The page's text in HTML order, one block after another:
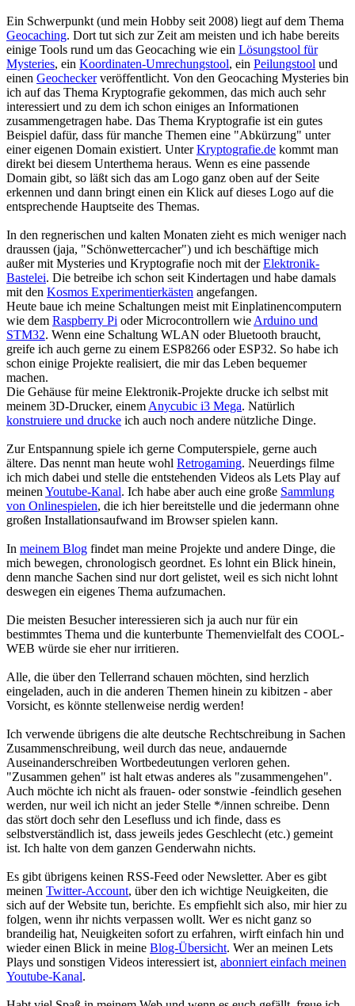
Ein Schwerpunkt (und mein Hobby seit 2008) liegt auf dem Thema
Geocaching. Dort tut sich zur Zeit am meisten und ich habe bereits
einige Tools rund um das Geocaching wie ein Lösungstool für
Mysteries, ein Koordinaten-Umrechungstool, ein Peilungstool und
einen Geocheckerveröffentlicht. Von den Geocaching Mysteries bin
ich auf das Thema Kryptografie gekommen, das mich auch sehr
interessiert und zu dem ich schon einiges an Informationen
zusammengetragen habe. Das Thema Kryptografie ist ein gutes
Beispiel dafür, dass für manche Themen eine "Abkürzung" unter
einer eigenen Domain existiert. UnterKryptografie.de kommt man
direkt bei diesem Unterthema heraus. Wenn es eine passende
Domain gibt, so läßt sich das am Logo ganz oben auf der Seite
erkennen und dann bringt einen ein Klick auf dieses Logo auf die
entsprechende Hauptseite des Themas.
In den regnerischen und kalten Monaten zieht es mich weniger nach
draussen (jaja, "Schönwettercacher") und ich beschäftige mich
außer mit Mysteries und Kryptografie noch mit derElektronik-
Bastelei. Die betreibe ich schon seit Kindertagen und habe damals
mit den Kosmos Experimentierkästen angefangen.
Heute baue ich meine Schaltungen meist mit Einplatinencomputern
wie dem Raspberry Pi oder Microcontrollern wie Arduino und
STM32. Wenn eine Schaltung WLAN oder Bluetooth braucht,
greife ich auch gerne zu einem ESP8266 oder ESP32. So habe ich
schon einige Projekte realisiert, die mir das Leben bequemer
machen.
Die Gehäuse für meine Elektronik-Projekte drucke ich selbst mit
meinem 3D-Drucker, einem Anycubic i3 Mega. Natürlich
konstruiere und drucke ich auch noch andere nützliche Dinge.
Zur Entspannung spiele ich gerne Computerspiele, gerne auch
ältere. Das nennt man heute wohl Retrogaming. Neuerdings filme
ich mich dabei und stelle die entstehenden Videos als Lets Play auf
meinen Youtube-Kanal. Ich habe aber auch eine große Sammlung
von Onlinespielen, die ich hier bereitstelle und die jedermann ohne
großen Installationsaufwand im Browser spielen kann.
In meinem Blog findet man meine Projekte und andere Dinge, die
mich bewegen, chronologisch geordnet. Es lohnt ein Blick hinein,
denn manche Sachen sind nur dort gelistet, weil es sich nicht lohnt
deswegen ein eigenes Thema aufzumachen.
Die meisten Besucher interessieren sich ja auch nur für ein
bestimmtes Thema und die kunterbunte Themenvielfalt des COOL-
WEB würde sie eher nur irritieren.
Alle, die über den Tellerrand schauen möchten, sind herzlich
eingeladen, auch in die anderen Themen hinein zu kibitzen - aber
Vorsicht, es könnte stellenweise nerdig werden!
Ich verwende übrigens die alte deutsche Rechtschreibung in Sachen
Zusammenschreibung, weil durch das neue, andauernde
Auseinanderschreiben Wortbedeutungen verloren gehen.
"Zusammen gehen" ist halt etwas anderes als "zusammengehen".
Auch möchte ich nicht als frauen- oder sonstwie -feindlich gesehen
werden, nur weil ich nicht an jeder Stelle */innen schreibe. Denn
das stört doch sehr den Lesefluss und ich finde, dass es
selbstverständlich ist, dass jeweils jedes Geschlecht (etc.) gemeint
ist. Ich halte von dem ganzen Genderwahn nichts.
Es gibt übrigens keinen RSS-Feed oder Newsletter. Aber es gibt
meinen Twitter-Account, über den ich wichtige Neuigkeiten, die
sich auf der Website tun, berichte. Es empfiehlt sich also, mir hier zu
folgen, wenn ihr nichts verpassen wollt. Wer es nicht ganz so
brandeilig hat, Neuigkeiten sofort zu erfahren, wirft einfach hin und
wieder einen Blick in meine Blog-Übersicht. Wer an meinen Lets
Plays und sonstigen Videos interessiert ist, abonniert einfach meinen
Youtube-Kanal.